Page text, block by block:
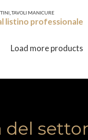
TAVOLI MANICURE
listino professionale
Load more products
del